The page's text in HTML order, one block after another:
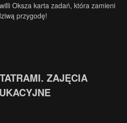
Oksza karta zadań, która zamieni
przygodę!
ZAJĘCIA